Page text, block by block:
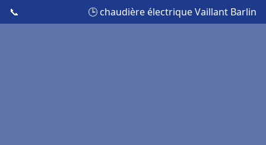
📞 🕒 chaudière électrique Vaillant Barlin